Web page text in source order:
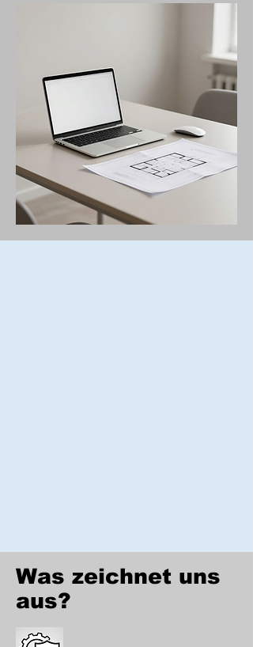
Was zeichnet uns
aus?